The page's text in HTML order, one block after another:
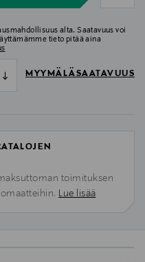
alta. Saatavuus voi
tieto pitää aina
MYYMÄLÄSAATAVUUS
toimituksen
Lue lisää